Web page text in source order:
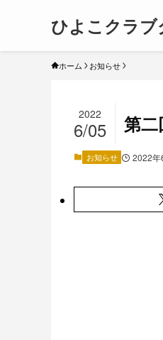
ひよこクラ
ホーム お知らせ
第
2022
6/05
お知らせ 2022年